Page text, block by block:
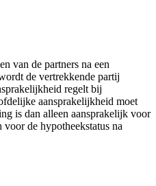
van de partners na een
de vertrekkende partij
regelt bij
aansprakelijkheid moet
is dan alleen aansprakelijk voor
de hypotheekstatus na